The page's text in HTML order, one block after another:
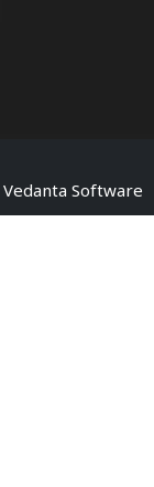
Vedanta Software